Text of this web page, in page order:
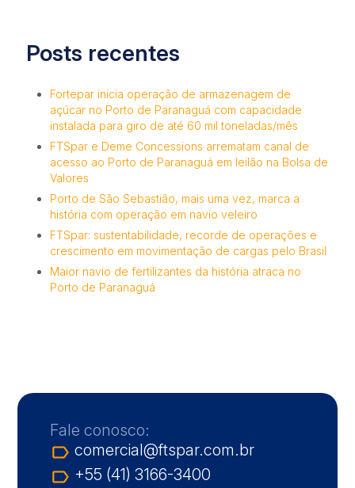
Posts recentes
Fortepar inicia operação de armazenagem de
açúcar no Porto de Paranaguá com capacidade
instalada para giro de até 60 mil toneladas/mês
FTSpar e Deme Concessions arrematam canal de
acesso ao Porto de Paranaguá em leilão na Bolsa de
Valores
Porto de São Sebastião, mais uma vez, marca a
história com operação em navio veleiro
FTSpar: sustentabilidade, recorde de operações e
crescimento em movimentação de cargas pelo Brasil
Maior navio de fertilizantes da história atraca no
Porto de Paranaguá
Fale conosco:
label_outline comercial@ftspar.com.br
label_outline +55 (41) 3166-3400